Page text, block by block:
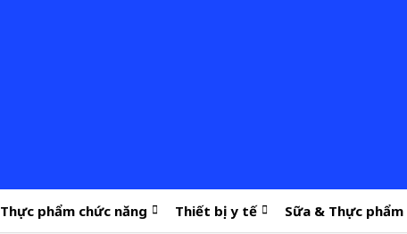
Thực phẩm chức năng Thiết bị y tế Sữa & Thực phẩm